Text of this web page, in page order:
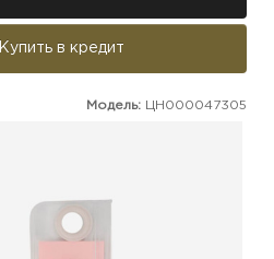
Модель: ЦН000047305
Купить в кредит